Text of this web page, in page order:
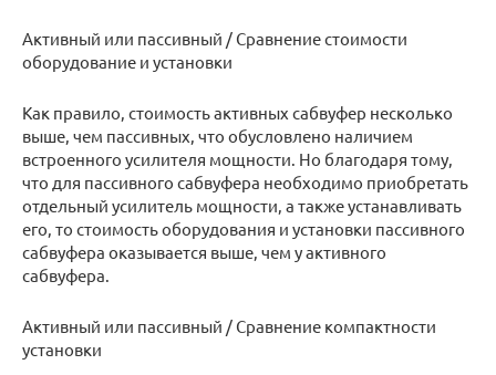
Активный или пассивный / Сравнение стоимости
оборудование и установки
Как правило, стоимость активных сабвуфер несколько
выше, чем пассивных, что обусловлено наличием
встроенного усилителя мощности. Но благодаря тому,
что для пассивного сабвуфера необходимо приобретать
отдельный усилитель мощности, а также устанавливать
его, то стоимость оборудования и установки пассивного
сабвуфера оказывается выше, чем у активного
сабвуфера.
Активный или пассивный / Сравнение компактности
установки